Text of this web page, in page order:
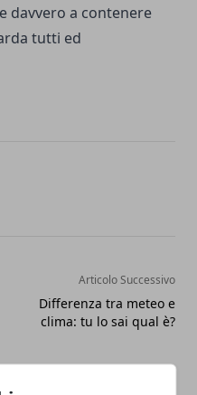
davvero a contenere
tutti ed
Articolo Successivo
Differenza tra meteo e
clima: tu lo sai qual è?